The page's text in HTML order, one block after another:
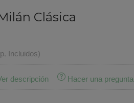
Clásica
Incluidos)
descripción
Hacer una pregunta